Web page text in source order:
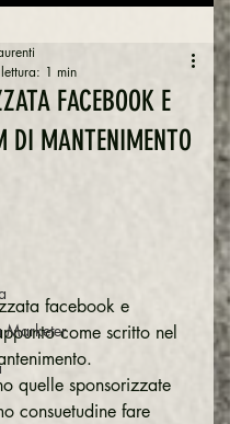
Marketer
FACEBOOK E
DI MANTENIMENTO
1 min
facebook e
come scritto nel
quelle sponsorizzate
consuetudine fare